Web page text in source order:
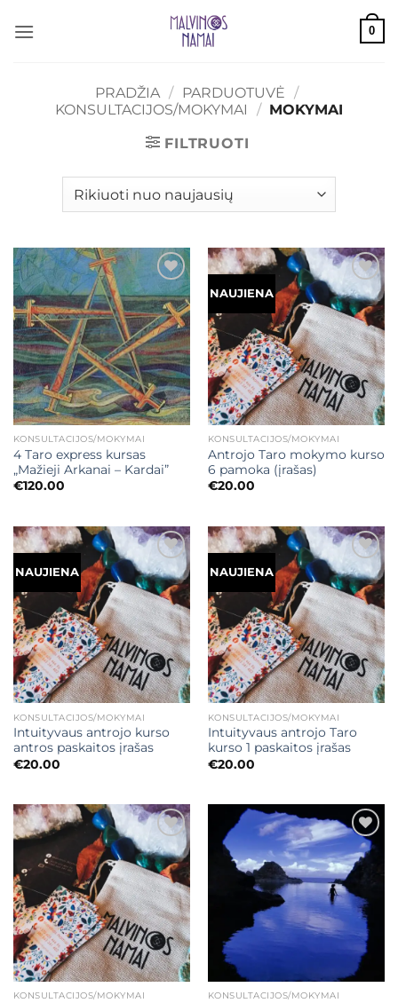
0
PRADŽIA / PARDUOTUVĖ /
KONSULTACIJOS/MOKYMAI
/ MOKYMAI
FILTRUOTI
Mėgstamiausias
KONSULTACIJOS/MOKYMAI
4 Taro express kursas
„Mažieji Arkanai – Kardai”
€120.00
NAUJIENA Mėgstamiausias
KONSULTACIJOS/MOKYMAI
Antrojo Taro mokymo kurso
6 pamoka (įrašas)
€20.00
NAUJIENA Mėgstamiausias
KONSULTACIJOS/MOKYMAI
Intuityvaus antrojo kurso
antros paskaitos įrašas
€20.00
NAUJIENA Mėgstamiausias
KONSULTACIJOS/MOKYMAI
Intuityvaus antrojo Taro
kurso 1 paskaitos įrašas
€20.00
Mėgstamiausias
KONSULTACIJOS/MOKYMAI
Mėgstamiausias
KONSULTACIJOS/MOKYMAI